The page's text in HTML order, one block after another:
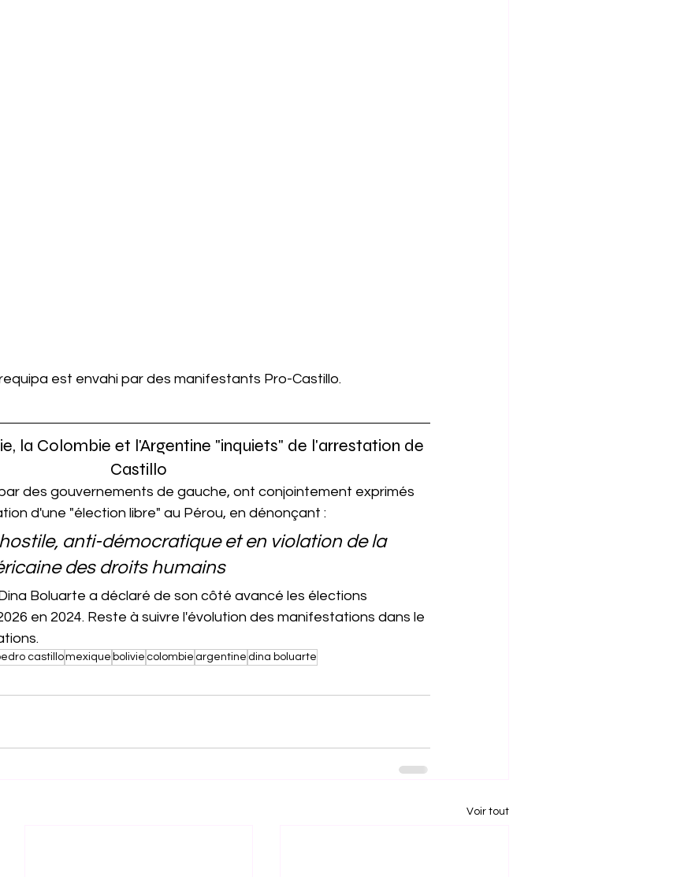
est envahi par des manifestants Pro-Castillo.
la Colombie et l'Argentine "inquiets" de l'arrestation de
Castillo
des gouvernements de gauche, ont conjointement exprimés
d'une "élection libre" au Pérou, en dénonçant :
anti-démocratique et en violation de la
des droits humains
Boluarte a déclaré de son côté avancé les élections
en 2024. Reste à suivre l'évolution des manifestations dans le
castillomexique bolivie colombie argentine dina boluarte
Voir tout